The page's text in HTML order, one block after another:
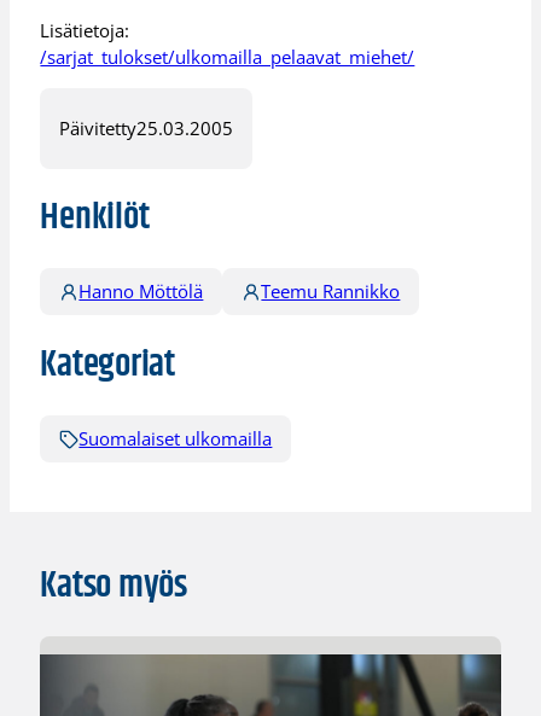
Lisätietoja:
/sarjat_tulokset/ulkomailla_pelaavat_miehet/
Päivitetty25.03.2005
Henkilöt
Hanno Möttölä Teemu Rannikko
Kategoriat
Suomalaiset ulkomailla
Katso myös